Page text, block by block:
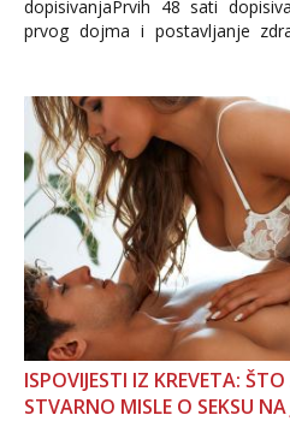
dopisivanjaPrvih 48 sati
prvog dojma i postavljanje
Važno je izbjeći prebrzo
informacija, jer nepoznata
povjerenje. Takođe...
ISPOVIJESTI IZ KREVETA:
STVARNO MISLE O SEKSU